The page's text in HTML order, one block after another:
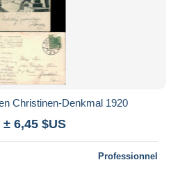
Christinen-Denkmal 1920
± 6,45 $US
Professionnel